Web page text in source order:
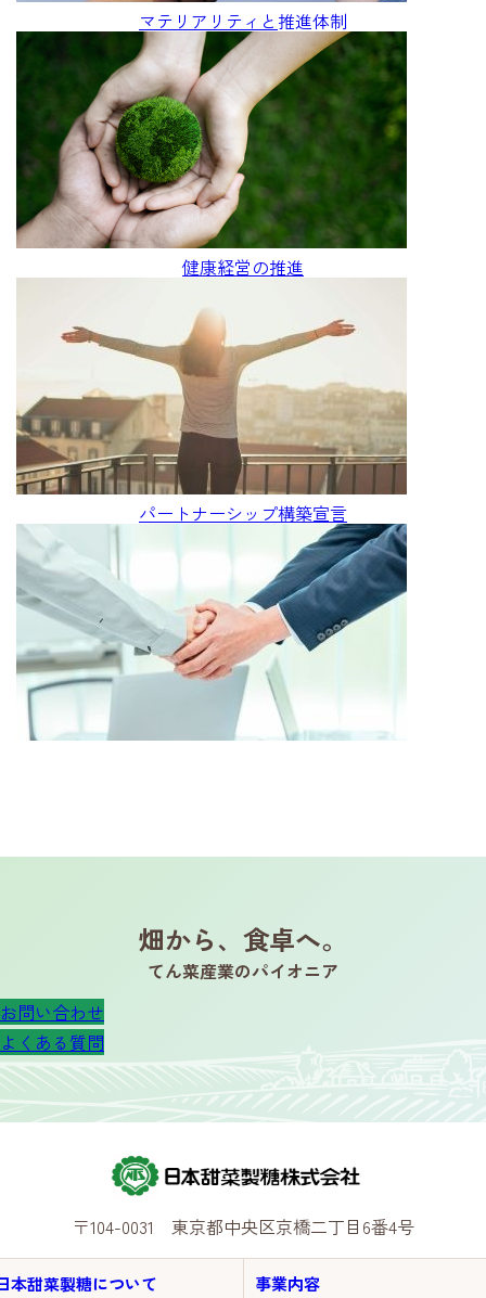
マテリアリティと 推進体制
健康経営の推進
パートナーシップ構築宣言
畑から、食卓へ。
てん菜産業のパイオニア
お問い合わせ
よくある質問
〒104-0031 東京都中央区京橋二丁目6番4号
本甜菜製糖について 事業内容